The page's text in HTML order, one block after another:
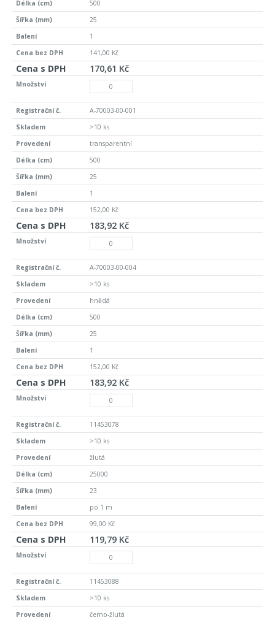
500
25
1
141,00 Kč
170,61 Kč
A-70003-00-001
>10 ks
transparentní
500
25
1
152,00 Kč
183,92 Kč
A-70003-00-004
>10 ks
hnědá
500
25
1
152,00 Kč
183,92 Kč
11453078
>10 ks
žlutá
25000
23
po 1 m
99,00 Kč
119,79 Kč
11453088
>10 ks
černo-žlutá